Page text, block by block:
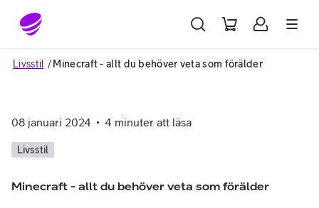
Gå till sidans innehåll
Livsstil Minecraft - allt du behöver veta som förälder
08 januari 2024 4 minuter att läsa
Livsstil
Minecraft - allt du behöver veta som förälder